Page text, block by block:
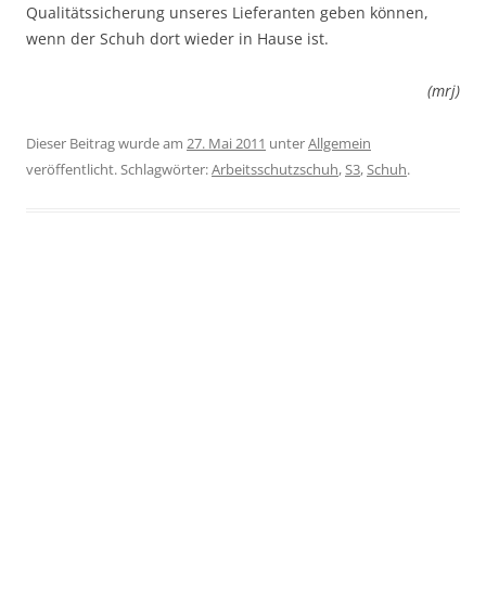
Qualitätssicherung unseres Lieferanten geben können,
wenn der Schuh dort wieder in Hause ist.
(mrj)
Dieser Beitrag wurde am 27. Mai 2011 unterAllgemein
veröffentlicht. Schlagwörter:Arbeitsschutzschuh,S3,Schuh.